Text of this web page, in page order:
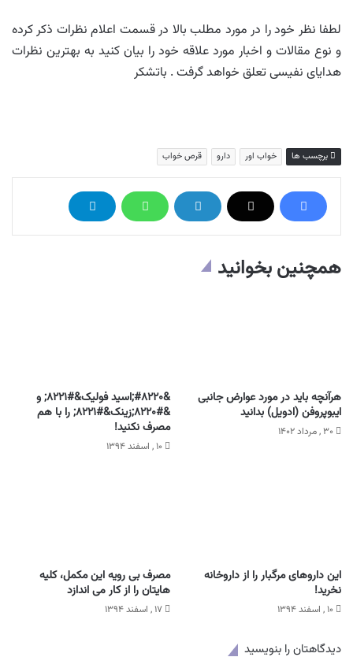
لطفا نظر خود را در مورد مطلب بالا در قسمت اعلام نظرات ذکر کرده
و نوع مقالات و اخبار مورد علاقه خود را بیان کنید به بهترین نظرات
هدایای نفیسی تعلق خواهد گرفت . باتشکر
برچسب ها خواب اور دارو قرص خواب
همچنین بخوانید
هرآنچه باید در مورد عوارض جانبی
ایبوپروفن (ادویل) بدانید
۳۰ , مرداد ۱۴۰۲
&#۸۲۲۰;اسید فولیک&#۸۲۲۱; و
&#۸۲۲۰;زینک&#۸۲۲۱; را با هم
مصرف نکنید!
۱۰ , اسفند ۱۳۹۴
این داروهای مرگبار را از داروخانه
نخرید!
۱۰ , اسفند ۱۳۹۴
مصرف بی رویه این مکمل، کلیه
هایتان را از کار می اندازد
۱۷ , اسفند ۱۳۹۴
دیدگاهتان را بنویسید